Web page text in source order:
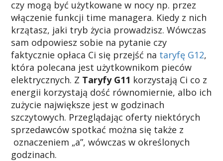
czy mogą być użytkowane w nocy np. przez
włączenie funkcji time managera. Kiedy z nich
krzątasz, jaki tryb życia prowadzisz. Wówczas
sam odpowiesz sobie na pytanie czy
faktycznie opłaca Ci się przejść na taryfę G12,
która polecana jest użytkownikom pieców
elektrycznych. Z Taryfy G11 korzystają Ci co z
energii korzystają dość równomiernie, albo ich
zużycie największe jest w godzinach
szczytowych. Przeglądając oferty niektórych
sprzedawców spotkać można się także z
oznaczeniem „a”, wówczas w określonych
godzinach.